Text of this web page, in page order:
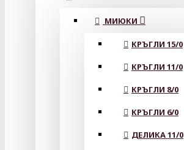
МИЮКИ
КРЪГЛИ 15/0
КРЪГЛИ 11/0
КРЪГЛИ 8/0
КРЪГЛИ 6/0
ДЕЛИКА 11/0